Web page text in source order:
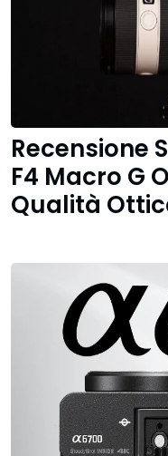
Recensione
F4 Macro G
Qualità